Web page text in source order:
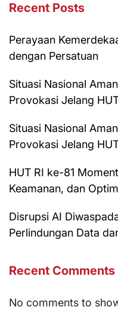
Recent Posts
Perayaan
dengan Persatuan
Situasi Nasional
Provokasi Jelang
Situasi Nasional
Provokasi Jelang
HUT RI ke-81
Keamanan, dan
Disrupsi AI
Perlindungan Data
Recent Comments
No comments to